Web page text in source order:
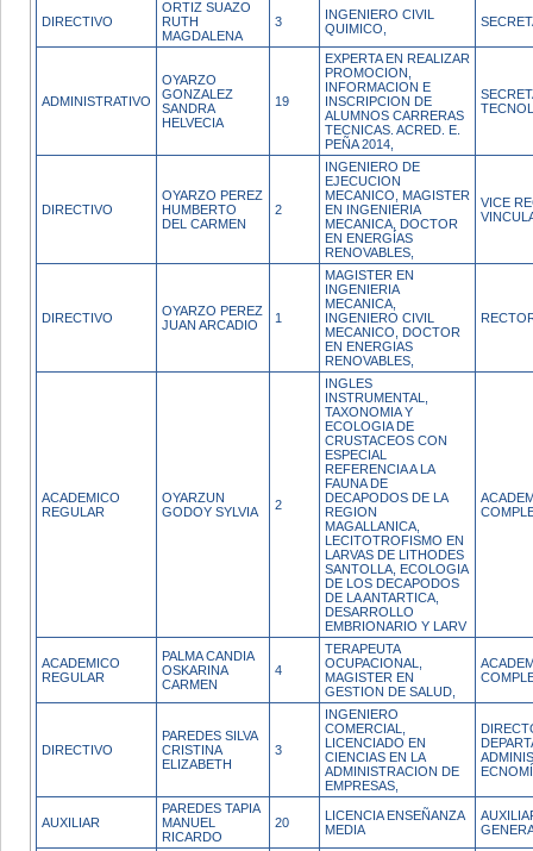
DIRECTIVO
ORTIZ SUAZO
RUTH
MAGDALENA
3
INGENIERO CIVIL
QUIMICO,
ADMINISTRATIVO
OYARZO
GONZALEZ
SANDRA
HELVECIA
19
EXPERTA EN REALIZAR
PROMOCION,
INFORMACION E
INSCRIPCION DE
ALUMNOS CARRERAS
TECNICAS. ACRED. E.
PEÑA 2014,
DIRECTIVO
OYARZO PEREZ
HUMBERTO
DEL CARMEN
2
INGENIERO DE
EJECUCION
MECANICO, MAGISTER
EN INGENIERIA
MECANICA, DOCTOR
EN ENERGÍAS
RENOVABLES,
VICE
DIRECTIVO
OYARZO PEREZ
JUAN ARCADIO
1
MAGISTER EN
INGENIERIA
MECANICA,
INGENIERO CIVIL
MECANICO, DOCTOR
EN ENERGIAS
RENOVABLES,
ACADEMICO
REGULAR
OYARZUN
GODOY SYLVIA
2
INGLES
INSTRUMENTAL,
TAXONOMIA Y
ECOLOGIA DE
CRUSTACEOS CON
ESPECIAL
REFERENCIA A LA
FAUNA DE
DECAPODOS DE LA
REGION
MAGALLANICA,
LECITOTROFISMO EN
LARVAS DE LITHODES
SANTOLLA, ECOLOGIA
DE LOS DECAPODOS
DE LA ANTARTICA,
DESARROLLO
EMBRIONARIO Y LARV
ACADEMICO
REGULAR
PALMA CANDIA
OSKARINA
CARMEN
4
TERAPEUTA
OCUPACIONAL,
MAGISTER EN
GESTION DE SALUD,
DIRECTIVO
PAREDES SILVA
CRISTINA
ELIZABETH
3
INGENIERO
COMERCIAL,
LICENCIADO EN
CIENCIAS EN LA
ADMINISTRACION DE
EMPRESAS,
AUXILIAR
PAREDES TAPIA
MANUEL
RICARDO
20
LICENCIA ENSEÑANZA
MEDIA